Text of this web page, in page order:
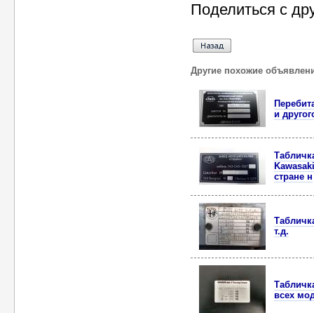
Поделиться с
Другие похожие
и
стране н
т.д.
всех